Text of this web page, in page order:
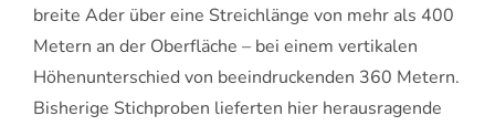
breite Ader über eine Streichlänge von mehr als 400
Metern an der Oberfläche – bei einem vertikalen
Höhenunterschied von beeindruckenden 360 Metern.
Bisherige Stichproben lieferten hier herausragende